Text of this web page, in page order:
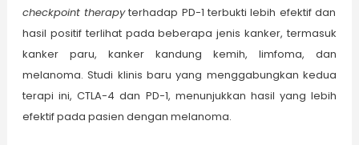
checkpoint therapyterhadap PD-1 terbukti lebih efektif dan
hasil positif terlihat pada beberapa jenis kanker, termasuk
kanker paru, kanker kandung kemih, limfoma, dan
melanoma. Studi klinis baru yang menggabungkan kedua
terapi ini, CTLA-4 dan PD-1, menunjukkan hasil yang lebih
efektif pada pasien dengan melanoma.